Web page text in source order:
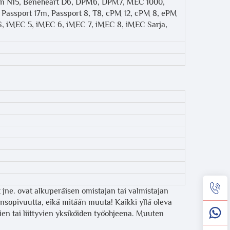
N15, Beneheart D6, DPM6, DPM7, MEC 1000,
17m, Passport 8, T8, cPM 12, cPM 8, ePM
iMEC 5, iMEC 6, iMEC 7, iMEC 8, iMEC Sarja,
ovat alkuperäisen omistajan tai valmistajan
eikä mitään muuta! Kaikki yllä oleva
tai liittyvien yksiköiden työohjeena. Muuten